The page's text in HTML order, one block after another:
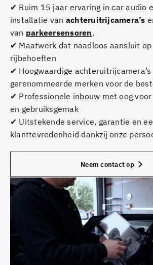
✔ Ruim 15 jaar ervaring in car audio
installatie van achteruitrijcamera’s
van parkeersensoren.
✔ Maatwerk dat naadloos aansluit
rijbehoeften
✔ Hoogwaardige achteruitrijcamera’s
gerenommeerde merken voor de
✔ Professionele inbouw met oog
en gebruiksgemak
✔ Uitstekende service, garantie en
klanttevredenheid dankzij onze
Neem contact op